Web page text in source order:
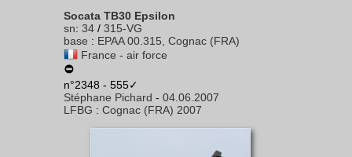
Socata TB30 Epsilon
sn: 34 / 315-VG
base : EPAA 00.315, Cognac (FRA)
France - air force
n°2348 - 555✓
Stéphane Pichard - 04.06.2007
LFBG : Cognac (FRA) 2007